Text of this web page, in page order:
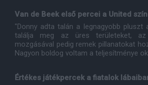
Van de Beek első percei a United
"Donny adta talán a legnagyobb pluszt
találja meg az üres területeket,
mozgásával pedig remek pillanatokat
Nagyon boldog voltam a teljesítménye
Értékes játékpercek a fiatalok